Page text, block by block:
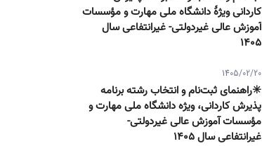
كاردانی ویژۀ دانشگاه ملی مهارت و مؤسسات
آموزش عالی غیردولتی- غیرانتفاعی سال
۱۴۰۵
1405/02/20
✳️راهنمای ثبت‌نام و انتخاب رشته برنامه
پذیرش كاردانی، ویژه دانشگاه ملی مهارت و
مؤسسات آموزش عالی غیردولتی-
غیرانتفاعی سال ۱۴۰۵